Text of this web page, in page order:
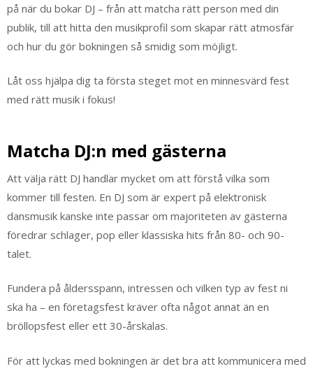
på när du bokar DJ – från att matcha rätt person med din
publik, till att hitta den musikprofil som skapar rätt atmosfär
och hur du gör bokningen så smidig som möjligt.
Låt oss hjälpa dig ta första steget mot en minnesvärd fest
med rätt musik i fokus!
Matcha DJ:n med gästerna
Att välja rätt DJ handlar mycket om att förstå vilka som
kommer till festen. En DJ som är expert på elektronisk
dansmusik kanske inte passar om majoriteten av gästerna
föredrar schlager, pop eller klassiska hits från 80- och 90-
talet.
Fundera på åldersspann, intressen och vilken typ av fest ni
ska ha – en företagsfest kräver ofta något annat än en
bröllopsfest eller ett 30-årskalas.
För att lyckas med bokningen är det bra att kommunicera med